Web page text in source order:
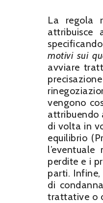
La regola
motivi sui
avviare
vengono
attribuendo
di volta in
equilibrio
perdite e i
parti.
di
trattative o